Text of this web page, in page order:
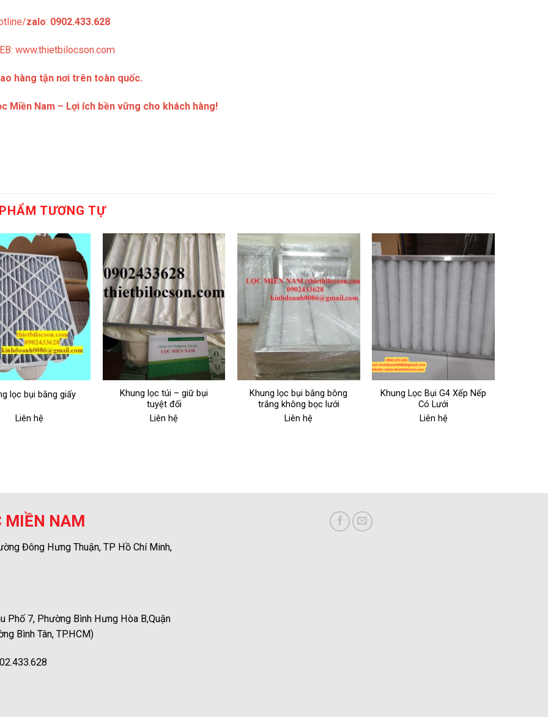
zalo: 0902.433.628
www.thietbilocson.com
hàng tận nơi trên toàn quốc.
Miền Nam – Lợi ích bền vững cho khách hàng!
TƯƠNG TỰ
lọc bụi bằng giấy
Liên hệ
Khung lọc túi – giữ bụi
tuyệt đối
Liên hệ
Khung lọc bụi bằng bông
trắng không bọc lưới
Liên hệ
Khung Lọc Bụi G4 Xếp Nếp
Có Lưới
Liên hệ
MIỀN NAM
Đông Hưng Thuận, TP Hồ Chí Minh,
Phố 7, Phường Bình Hưng Hòa B,Quận
Bình Tân, TP.HCM)